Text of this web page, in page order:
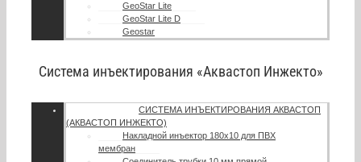
GeoStar Lite
GeoStar Lite D
Geostar
Система инъектирования «Аквастоп Инжекто»
СИСТЕМА ИНЪЕКТИРОВАНИЯ АКВАСТОП
(АКВАСТОП ИНЖЕКТО)
Накладной инъектор 180х10 для ПВХ
мембран